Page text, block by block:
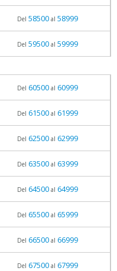
Del 58500al 58999
Del 59500al 59999
Del 60500al 60999
Del 61500al 61999
Del 62500al 62999
Del 63500al 63999
Del 64500al 64999
Del 65500al 65999
Del 66500al 66999
Del 67500al 67999